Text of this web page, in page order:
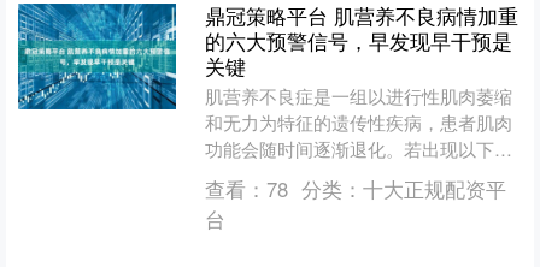
鼎冠策略平台 肌营养不良病情加重
的六大预警信号，早发现早干预是
关键
肌营养不良症是一组以进行性肌肉萎缩
和无力为特征的遗传性疾病，患者肌肉
功能会随时间逐渐退化。若出现以下六
大典型表现，往往预示着病情进入加重
阶段，及时识别并干预对延....
查看： 78 分类： 十大正规配资平
台